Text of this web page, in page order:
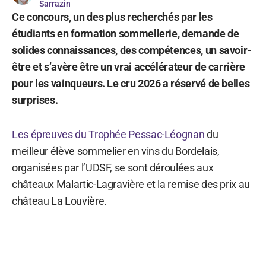
Sarrazin
Ce concours, un des plus recherchés par les
étudiants en formation sommellerie, demande de
solides connaissances, des compétences, un savoir-
être et s’avère être un vrai accélérateur de carrière
pour les vainqueurs. Le cru 2026 a réservé de belles
surprises.
Les épreuves du Trophée Pessac-Léognandu
meilleur élève sommelier en vins du Bordelais,
organisées par l’UDSF, se sont déroulées aux
châteaux Malartic-Lagravière et la remise des prix au
château La Louvière.